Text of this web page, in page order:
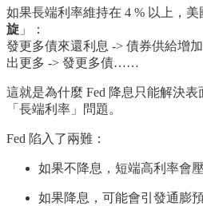
如果長端利率維持在 4 % 以上，美
旋 」：
發更多債來還利息 -> 債券供給增
出更多 -> 發更多債……
這就是為什麼 Fed 降息只能解決
「長端利率」問題。
Fed 陷入了兩難：
如果不降息，短端高利率會
如果降息，可能會引發通膨